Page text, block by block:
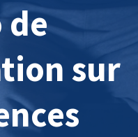
de
sur